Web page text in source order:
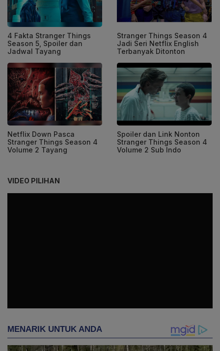
4 Fakta Stranger Things
Season 5, Spoiler dan
Jadwal Tayang
Stranger Things Season 4
Jadi Seri Netflix English
Terbanyak Ditonton
Netflix Down Pasca
Stranger Things Season 4
Volume 2 Tayang
Spoiler dan Link Nonton
Stranger Things Season 4
Volume 2 Sub Indo
VIDEO PILIHAN